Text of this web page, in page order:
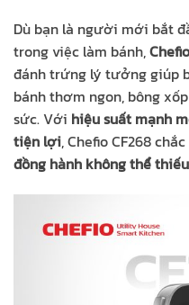
Dù bạn là người mới bắt
trong việc làm bánh,
đánh trứng lý tưởng giúp
bánh thơm ngon, bông
sức. Với hiệu suất mạnh
tiện lợi, Chefio CF268
đồng hành không thể